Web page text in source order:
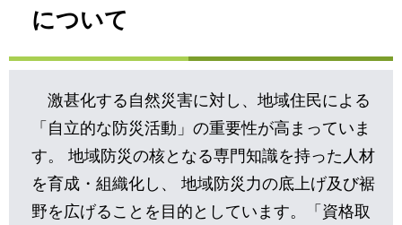
について
激甚化する自然災害に対し、地域住民による
「自立的な防災活動」の重要性が高まっていま
す。 地域防災の核となる専門知識を持った人材
を育成・組織化し、 地域防災力の底上げ及び裾
野を広げることを目的としています。「資格取